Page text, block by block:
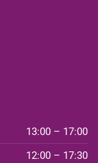
13:00 – 17:00
12:00 – 17:30